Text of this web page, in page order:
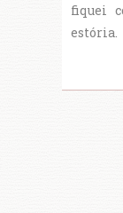
fiquei
estória.